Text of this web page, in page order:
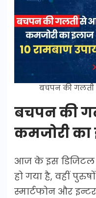
बचपन की
बचपन की
कमजोरी
आज के इस
हो गया है, वहीं
स्मार्टफोन और